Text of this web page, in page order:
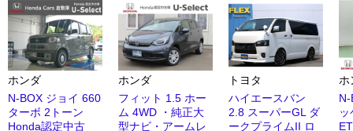
ホンダ
N-BOX ジョイ 660
ターボ 2トーン
Honda認定中古
ホンダ
フィット 1.5 ホー
ム 4WD ・純正大
型ナビ・アームレ
トヨタ
ハイエースバン
2.8 スーパーGL ダ
ークプライムII ロ
ホ